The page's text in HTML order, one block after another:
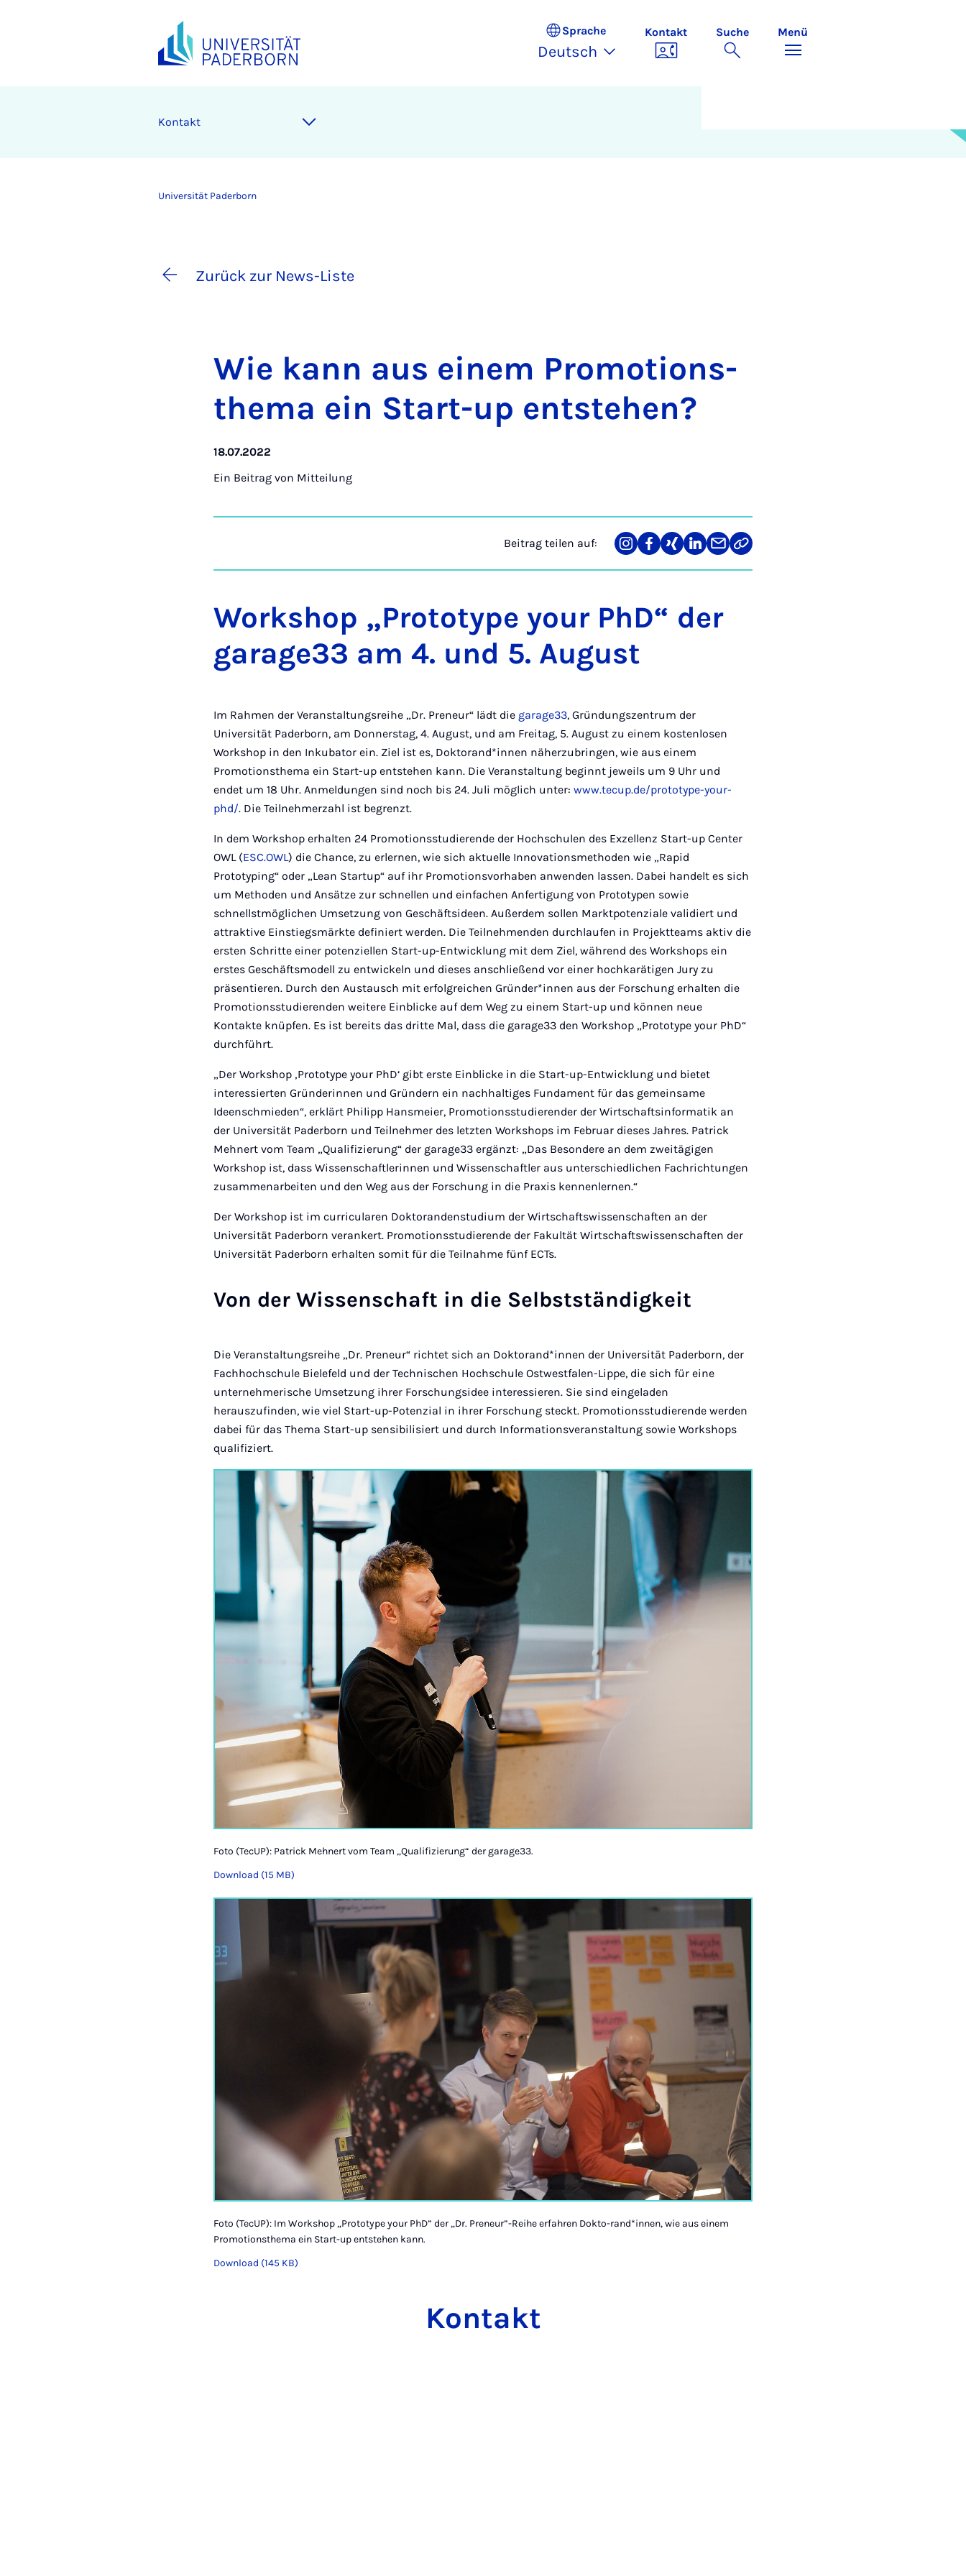
Sprache
Deutsch
Kontakt Suche Menü
Kontakt
Universität Paderborn
Zurück zur News-Liste
Wie kann aus ei­nem Pro­mo­ti­ons­
the­ma ein Start-up ent­ste­hen?
18.07.2022
Ein Beitrag von Mitteilung
Beitrag teilen auf:
Teilen
auf
Teilen
auf
Teilen
auf
Teilen
auf
Teilen
über
Link
kopieren
Workshop „Prototype your PhD“ der
garage33 am 4. und 5. August
Im Rahmen der Veranstaltungsreihe „Dr. Preneur“ lädt die garage33, Gründungszentrum der
Universität Paderborn, am Donnerstag, 4. August, und am Freitag, 5. August zu einem kostenlosen
Workshop in den Inkubator ein. Ziel ist es, Doktorand*innen näherzubringen, wie aus einem
Promotionsthema ein Start-up entstehen kann. Die Veranstaltung beginnt jeweils um 9 Uhr und
endet um 18 Uhr. Anmeldungen sind noch bis 24. Juli möglich unter:www.tecup.de/prototype-your-
phd/. Die Teilnehmerzahl ist begrenzt.
In dem Workshop erhalten 24 Promotionsstudierende der Hochschulen des Exzellenz Start-up Center
OWL (ESC.OWL) die Chance, zu erlernen, wie sich aktuelle Innovationsmethoden wie „Rapid
Prototyping“ oder „Lean Startup“ auf ihr Promotionsvorhaben anwenden lassen. Dabei handelt es sich
um Methoden und Ansätze zur schnellen und einfachen Anfertigung von Prototypen sowie
schnellstmöglichen Umsetzung von Geschäftsideen. Außerdem sollen Marktpotenziale validiert und
attraktive Einstiegsmärkte definiert werden. Die Teilnehmenden durchlaufen in Projektteams aktiv die
ersten Schritte einer potenziellen Start-up-Entwicklung mit dem Ziel, während des Workshops ein
erstes Geschäftsmodell zu entwickeln und dieses anschließend vor einer hochkarätigen Jury zu
präsentieren. Durch den Austausch mit erfolgreichen Gründer*innen aus der Forschung erhalten die
Promotionsstudierenden weitere Einblicke auf dem Weg zu einem Start-up und können neue
Kontakte knüpfen. Es ist bereits das dritte Mal, dass die garage33 den Workshop „Prototype your PhD“
durchführt.
„Der Workshop ‚Prototype your PhD‘ gibt erste Einblicke in die Start-up-Entwicklung und bietet
interessierten Gründerinnen und Gründern ein nachhaltiges Fundament für das gemeinsame
Ideenschmieden“, erklärt Philipp Hansmeier, Promotionsstudierender der Wirtschaftsinformatik an
der Universität Paderborn und Teilnehmer des letzten Workshops im Februar dieses Jahres. Patrick
Mehnert vom Team „Qualifizierung“ der garage33 ergänzt: „Das Besondere an dem zweitägigen
Workshop ist, dass Wissenschaftlerinnen und Wissenschaftler aus unterschiedlichen Fachrichtungen
zusammenarbeiten und den Weg aus der Forschung in die Praxis kennenlernen.“
Der Workshop ist im curricularen Doktorandenstudium der Wirtschaftswissenschaften an der
Universität Paderborn verankert. Promotionsstudierende der Fakultät Wirtschaftswissenschaften der
Universität Paderborn erhalten somit für die Teilnahme fünf ECTs.
Von der Wissenschaft in die Selbstständigkeit
Die Veranstaltungsreihe „Dr. Preneur“ richtet sich an Doktorand*innen der Universität Paderborn, der
Fachhochschule Bielefeld und der Technischen Hochschule Ostwestfalen-Lippe, die sich für eine
unternehmerische Umsetzung ihrer Forschungsidee interessieren. Sie sind eingeladen
herauszufinden, wie viel Start-up-Potenzial in ihrer Forschung steckt. Promotionsstudierende werden
dabei für das Thema Start-up sensibilisiert und durch Informationsveranstaltung sowie Workshops
qualifiziert.
Foto (TecUP): Patrick Mehnert vom Team „Qualifizierung“ der garage33.
Download (15 MB)
Foto (TecUP): Im Workshop „Prototype your PhD” der „Dr. Preneur”-Reihe erfahren Dokto-rand*innen, wie aus einem
Promotionsthema ein Start-up entstehen kann.
Download (145 KB)
Kontakt